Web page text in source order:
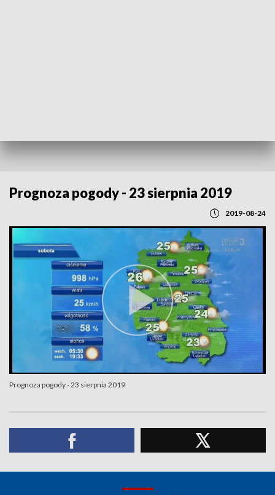
Prognoza pogody - 23 sierpnia 2019
2019-08-24
Prognoza pogody - 23 sierpnia 2019